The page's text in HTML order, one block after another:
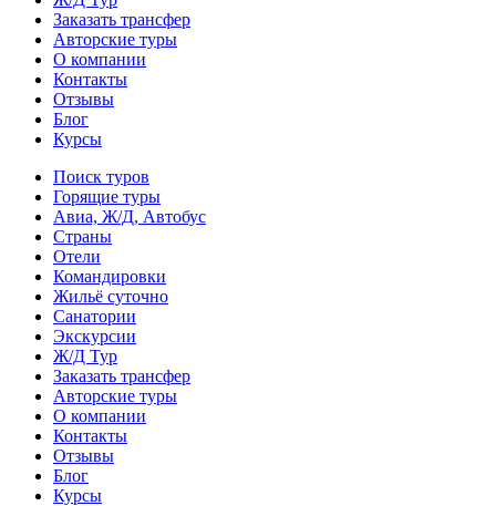
Заказать трансфер
Авторские туры
О компании
Контакты
Отзывы
Блог
Курсы
Поиск туров
Горящие туры
Авиа, Ж/Д, Автобус
Страны
Отели
Командировки
Жильё суточно
Санатории
Экскурсии
Ж/Д Тур
Заказать трансфер
Авторские туры
О компании
Контакты
Отзывы
Блог
Курсы